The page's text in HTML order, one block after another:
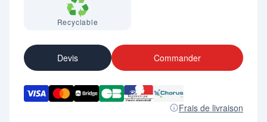
Largeur : 500 mm.
Poids : 53 Kg.
Recyclable
Devis Commander
Frais de livraison